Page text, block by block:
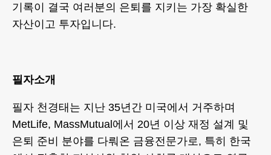
기록이 결국 여러분의 은퇴를 지키는 가장 확실한
자산이고 투자입니다.
필자소개
필자 천경태는 지난 35년간 미국에서 거주하며
MetLife, MassMutual에서 20년 이상 재정 설계 및
은퇴 준비 분야를 다뤄온 금융전문가로, 특히 한국